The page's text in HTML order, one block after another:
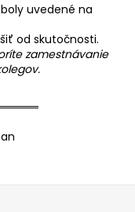
uvedené na
od skutočnosti.
zamestnávanie